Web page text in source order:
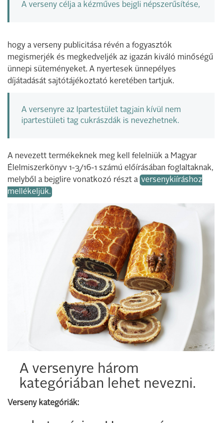
A verseny célja a kézműves bejgli népszerűsítése,
hogy a verseny publicitása révén a fogyasztók
megismerjék és megkedveljék az igazán kiváló minőségű
ünnepi süteményeket. A nyertesek ünnepélyes
díjátadását sajtótájékoztató keretében tartjuk.
A versenyre az Ipartestület tagjain kívül nem
ipartestületi tag cukrászdák is nevezhetnek.
A nevezett termékeknek meg kell felelniük a Magyar
Élelmiszerkönyv 1-3/16-1 számú előírásában foglaltaknak,
melyből a bejglire vonatkozó részt a versenykiíráshoz
mellékeljük.
A versenyre három
kategóriában lehet nevezni.
Verseny kategóriák: